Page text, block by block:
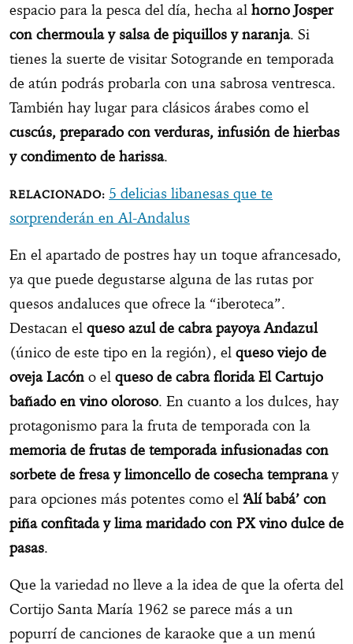
espacio para la pesca del día, hecha al horno Josper
con chermoula y salsa de piquillos y naranja. Si
tienes la suerte de visitar Sotogrande en temporada
de atún podrás probarla con una sabrosa ventresca.
También hay lugar para clásicos árabes como el
cuscús, preparado con verduras, infusión de hierbas
y condimento de harissa.
5 delicias libanesas que te
sorprenderán en Al-Andalus
En el apartado de postres hay un toque afrancesado,
ya que puede degustarse alguna de las rutas por
quesos andaluces que ofrece la “iberoteca”.
Destacan el queso azul de cabra payoya Andazul
(único de este tipo en la región), el queso viejo de
oveja Lacón o el queso de cabra florida El Cartujo
bañado en vino oloroso. En cuanto a los dulces, hay
protagonismo para la fruta de temporada con la
memoria de frutas de temporada infusionadas con
sorbete de fresa y limoncello de cosecha tempranay
para opciones más potentes como el ‘Alí babá’ con
piña confitada y lima maridado con PX vino dulce de
pasas.
Que la variedad no lleve a la idea de que la oferta del
Cortijo Santa María 1962 se parece más a un
popurrí de canciones de karaoke que a un menú